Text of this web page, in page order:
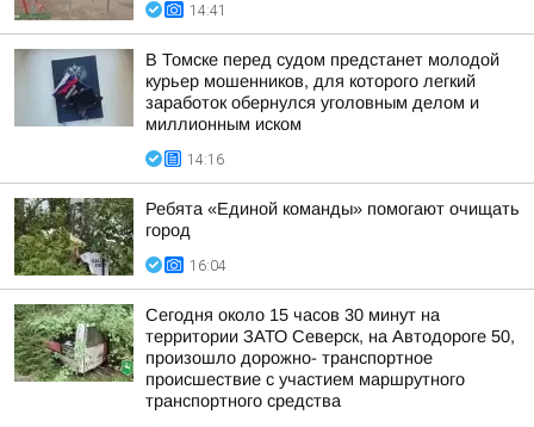
14:41
В Томске перед судом предстанет молодой
курьер мошенников, для которого легкий
заработок обернулся уголовным делом и
миллионным иском
14:16
Ребята «Единой команды» помогают очищать
город
16:04
Сегодня около 15 часов 30 минут на
территории ЗАТО Северск, на Автодороге 50,
произошло дорожно- транспортное
происшествие с участием маршрутного
транспортного средства